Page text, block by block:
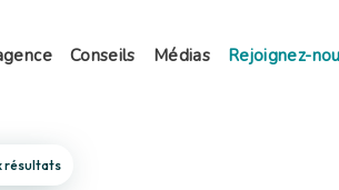
Conseils Médias Rejoignez-
résultats